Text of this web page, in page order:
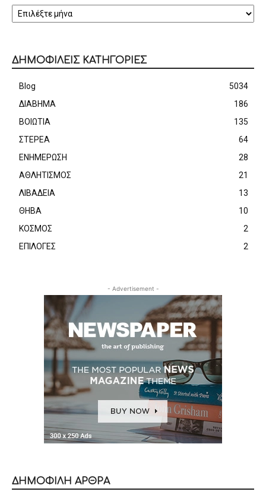
ΔΗΜΟΦΙΛΕΙΣ ΚΑΤΗΓΟΡΙΕΣ
Blog
5034
ΔΙΑΒΗΜΑ
186
ΒΟΙΩΤΙΑ
135
ΣΤΕΡΕΑ
64
ΕΝΗΜΕΡΩΣΗ
28
ΑΘΛΗΤΙΣΜΟΣ
21
ΛΙΒΑΔΕΙΑ
13
ΘΗΒΑ
10
ΚΟΣΜΟΣ
2
ΕΠΙΛΟΓΕΣ
2
- Advertisement -
ΔΗΜΟΦΙΛΗ ΑΡΘΡΑ